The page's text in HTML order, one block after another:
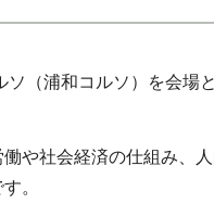
（浦和コルソ）を会
や社会経済の仕組み、
。